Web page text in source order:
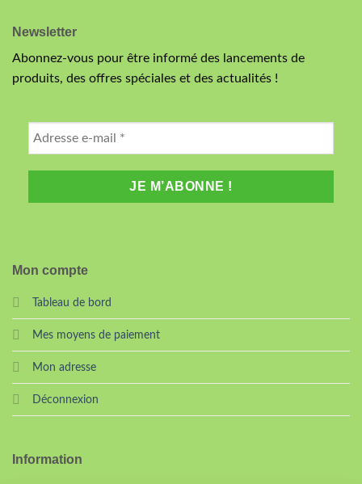
Mon compte
Tableau de bord
Mes moyens de paiement
Mon adresse
Déconnexion
Information
Newsletter
Abonnez-vous pour être informé des lancements de
produits, des offres spéciales et des actualités !